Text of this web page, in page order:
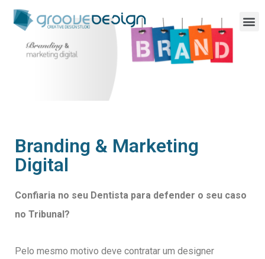
Branding & Marketing
Digital
Confiaria no seu Dentista para defender o seu caso
no Tribunal?
Pelo mesmo motivo deve contratar um designer